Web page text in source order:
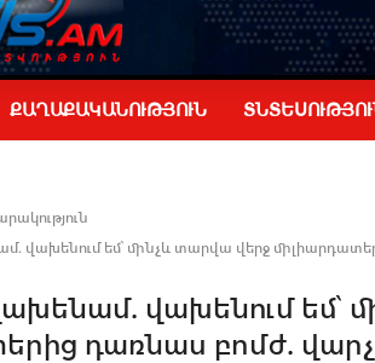
ՔԱՂԱՔԱԿԱՆՈՒԹՅՈՒՆ
վախենում եմ՝ մինչև տարվա վերջ
վախենում եմ՝
դառնաս բոմժ.